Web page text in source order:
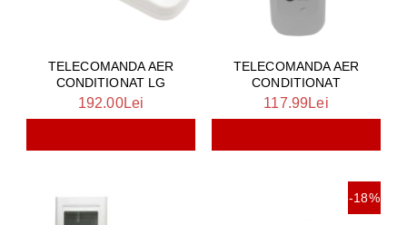
TELECOMANDA AER
CONDITIONAT LG
192.00Lei
TELECOMANDA AER
CONDITIONAT
117.99Lei
-18%